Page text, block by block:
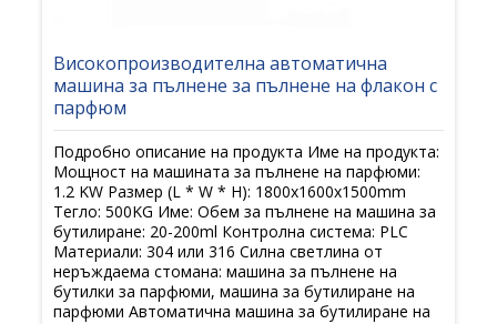
Високопроизводителна автоматична
машина за пълнене за пълнене на флакон с
парфюм
Подробно описание на продукта Име на продукта:
Мощност на машината за пълнене на парфюми:
1.2 KW Размер (L * W * H): 1800x1600x1500mm
Тегло: 500KG Име: Обем за пълнене на машина за
бутилиране: 20-200ml Контролна система: PLC
Материали: 304 или 316 Силна светлина от
неръждаема стомана: машина за пълнене на
бутилки за парфюми, машина за бутилиране на
парфюми Автоматична машина за бутилиране на